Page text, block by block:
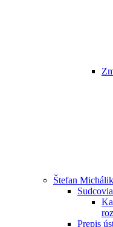
Štefan
Prepis